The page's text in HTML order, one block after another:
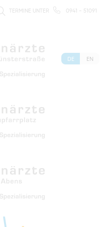
TERMINE UNTER 0941 - 51091
DE EN